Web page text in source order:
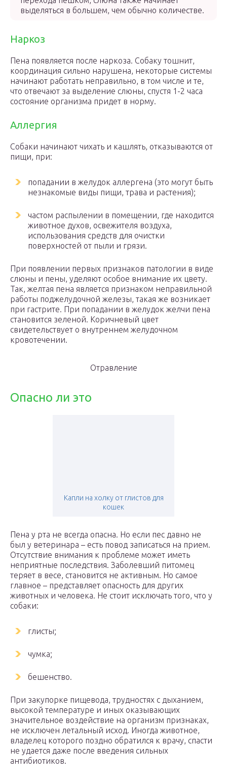
выделяться в большем, чем обычно количестве.
Наркоз
Пена появляется после наркоза. Собаку тошнит,
координация сильно нарушена, некоторые системы
начинают работать неправильно, в том числе и те,
что отвечают за выделение слюны, спустя 1-2 часа
состояние организма придет в норму.
Аллергия
Собаки начинают чихать и кашлять, отказываются от
пищи, при:
попадании в желудок аллергена (это могут быть
незнакомые виды пищи, трава и растения);
частом распылении в помещении, где находится
животное духов, освежителя воздуха,
использования средств для очистки
поверхностей от пыли и грязи.
При появлении первых признаков патологии в виде
слюны и пены, уделяют особое внимание их цвету.
Так, желтая пена является признаком неправильной
работы поджелудочной железы, такая же возникает
при гастрите. При попадании в желудок желчи пена
становится зеленой. Коричневый цвет
свидетельствует о внутреннем желудочном
кровотечении.
Отравление
Опасно ли это
Капли на холку от глистов для
кошек
Пена у рта не всегда опасна. Но если пес давно не
был у ветеринара – есть повод записаться на прием.
Отсутствие внимания к проблеме может иметь
неприятные последствия. Заболевший питомец
теряет в весе, становится не активным. Но самое
главное – представляет опасность для других
животных и человека. Не стоит исключать того, что у
собаки:
глисты;
чумка;
бешенство.
При закупорке пищевода, трудностях с дыханием,
высокой температуре и иных оказывающих
значительное воздействие на организм признаках,
не исключен летальный исход. Иногда животное,
владелец которого поздно обратился к врачу, спасти
не удается даже после введения сильных
антибиотиков.